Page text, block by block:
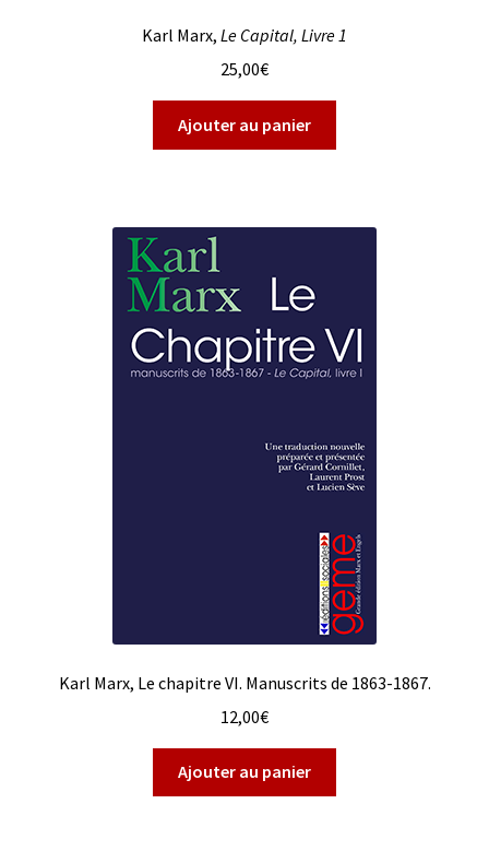
Karl Marx, Le Capital, Livre 1
25,00€
Ajouter au panier
Karl Marx, Le chapitre VI. Manuscrits de 1863-1867.
12,00€
Ajouter au panier